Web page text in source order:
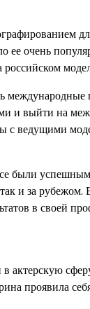
очень
и выйти на
с ведущими
были
и за
в своей
проявила